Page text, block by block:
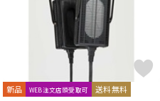
新品 WEB注文店頭受取可 送料無料